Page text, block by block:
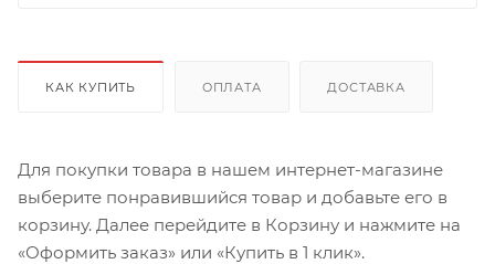
КАК КУПИТЬ ОПЛАТА ДОСТАВКА
Для покупки товара в нашем интернет-магазине
выберите понравившийся товар и добавьте его в
корзину. Далее перейдите в Корзину и нажмите на
«Оформить заказ» или «Купить в 1 клик».